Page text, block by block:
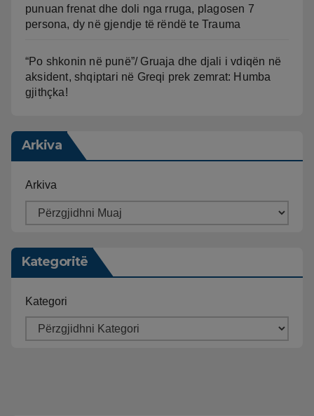
punuan frenat dhe doli nga rruga, plagosen 7
persona, dy në gjendje të rëndë te Trauma
“Po shkonin në punë”/ Gruaja dhe djali i vdiqën në
aksident, shqiptari në Greqi prek zemrat: Humba
gjithçka!
Arkiva
Arkiva
Kategoritë
Kategori